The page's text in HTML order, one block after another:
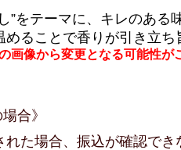
”をテーマに、キレのある
ることで香りが引き立ち
像から変更となる可能性が
合》
た場合、振込が確認でき